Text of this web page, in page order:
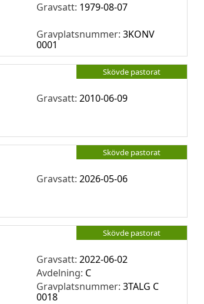
Gravsatt: 1979-08-07
Gravplatsnummer: 3KONV
0001
Skövde pastorat
Gravsatt:2010-06-09
Skövde pastorat
Gravsatt:2026-05-06
Skövde pastorat
Gravsatt:2022-06-02
Avdelning: C
Gravplatsnummer: 3TALG C
0018